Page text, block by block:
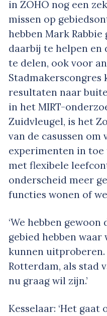
in ZOHO nog een
missen op
hebben Mark Rabbie
daarbij te helpen en
te delen, ook voor
Stadmakerscongres
resultaten naar
in het MIRT-
Zuidvleugel, is het
van de casussen om
experimenten in toe
met flexibele
onderscheid meer
functies wonen of
‘We hebben gewoon
gebied hebben waar
kunnen
Rotterdam, als stad
nu graag wil zijn.’
Kesselaar: ‘Het